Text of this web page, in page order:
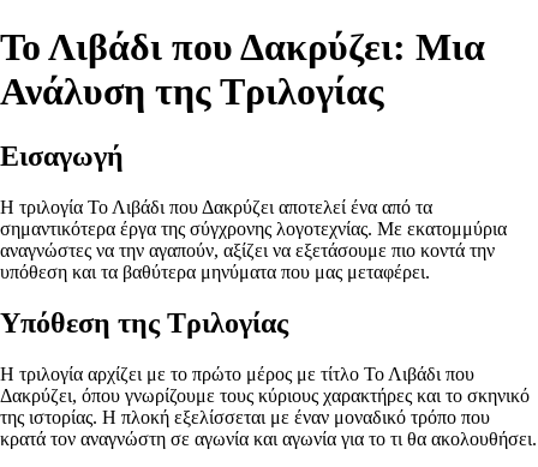
Το Λιβάδι που Δακρύζει: Μια
Ανάλυση της Τριλογίας
Εισαγωγή
Η τριλογία Το Λιβάδι που Δακρύζει αποτελεί ένα από τα
σημαντικότερα έργα της σύγχρονης λογοτεχνίας. Με εκατομμύρια
αναγνώστες να την αγαπούν, αξίζει να εξετάσουμε πιο κοντά την
υπόθεση και τα βαθύτερα μηνύματα που μας μεταφέρει.
Υπόθεση της Τριλογίας
Η τριλογία αρχίζει με το πρώτο μέρος με τίτλο Το Λιβάδι που
Δακρύζει, όπου γνωρίζουμε τους κύριους χαρακτήρες και το σκηνικό
της ιστορίας. Η πλοκή εξελίσσεται με έναν μοναδικό τρόπο που
κρατά τον αναγνώστη σε αγωνία και αγωνία για το τι θα ακολουθήσει.